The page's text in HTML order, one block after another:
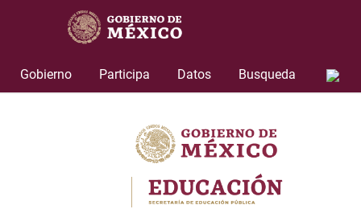
Gobierno
Participa Datos Busqueda